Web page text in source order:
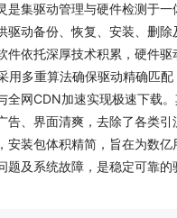
是集驱动管理与硬件检测于一
驱动备份、恢复、安装、删除
件依托深厚技术积累，硬件驱
用多重算法确保驱动精确匹
全网CDN加速实现极速下载
告、界面清爽，去除了各类引
安装包体积精简，旨在为数亿
题及系统故障，是稳定可靠